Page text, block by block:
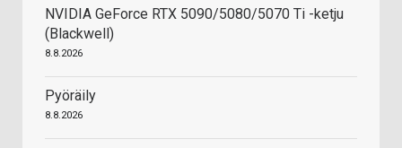
NVIDIA GeForce RTX 5090/5080/5070 Ti -ketju
(Blackwell)
8.8.2026
Pyöräily
8.8.2026